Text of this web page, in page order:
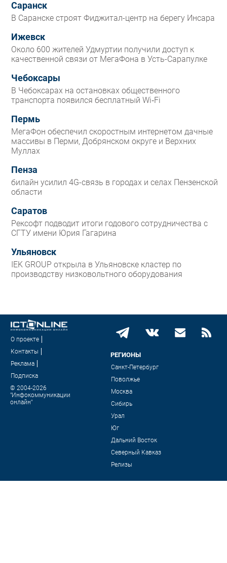
Саранск
В Саранске строят Фиджитал-центр на берегу Инсара
Ижевск
Около 600 жителей Удмуртии получили доступ к
качественной связи от МегаФона в Усть-Сарапулке
Чебоксары
В Чебоксарах на остановках общественного
транспорта появился бесплатный Wi‑Fi
Пермь
МегаФон обеспечил скоростным интернетом дачные
массивы в Перми, Добрянском округе и Верхних
Муллах
Пенза
билайн усилил 4G-связь в городах и селах Пензенской
области
Саратов
Рексофт подводит итоги годового сотрудничества с
СГТУ имени Юрия Гагарина
Ульяновск
IEK GROUP открыла в Ульяновске кластер по
производству низковольтного оборудования
О проекте
Контакты
Реклама
Подписка
© 2004-2026
"Инфокоммуникации
онлайн"
РЕГИОНЫ
Санкт-Петербург
Поволжье
Москва
Сибирь
Урал
Юг
Дальний Восток
Северный Кавказ
Релизы